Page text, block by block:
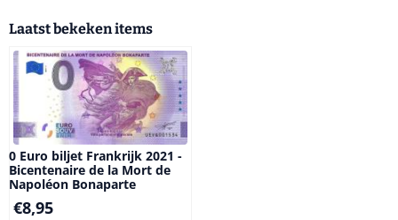
Laatst bekeken items
0 Euro biljet Frankrijk 2021 -
Bicentenaire de la Mort de
Napoléon Bonaparte
€8,95